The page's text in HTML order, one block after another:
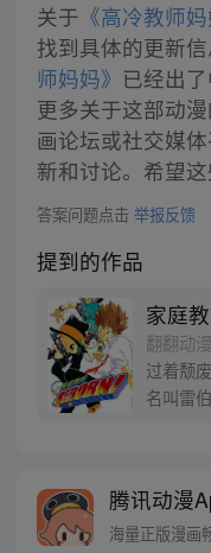
关于 《高冷教师妈
找到具体的更新
师妈妈》 已经出
更多关于这部动
画论坛或社交媒
新和讨论。希望这
答案问题点击 举报反馈
提到的作品
家庭
翻翻动
过着颓
名叫雷
伴，阿
一次又
腾讯动漫
海量正版漫画